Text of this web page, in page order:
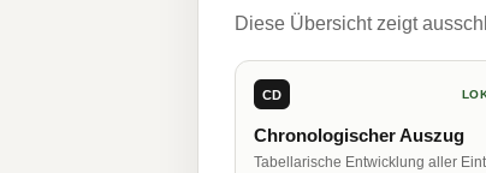
Diese Übersicht zeigt
CD
Chronologischer Auszug
Tabellarische Entwicklung aller